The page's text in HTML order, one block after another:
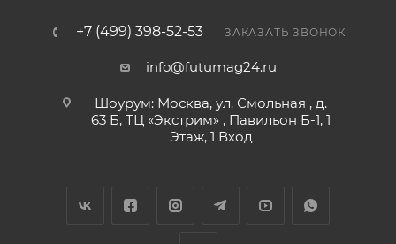
+7 (499) 398-52-53 ЗАКАЗАТЬ ЗВОНОК
info@futumag24.ru
Шоурум: Москва, ул. Смольная , д.
63 Б, ТЦ «Экстрим» , Павильон Б-1, 1
Этаж, 1 Вход